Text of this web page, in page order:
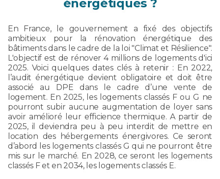
énergétiques ?
En France, le gouvernement a fixé des objectifs
ambitieux pour la rénovation énergétique des
bâtiments dans le cadre de la loi "Climat et Résilience".
L'objectif est de rénover 4 millions de logements d'ici
2025. Voici quelques dates clés à retenir : En 2022,
l’audit énergétique devient obligatoire et doit être
associé au DPE dans le cadre d’une vente de
logement. En 2025, les logements classés F ou G ne
pourront subir aucune augmentation de loyer sans
avoir amélioré leur efficience thermique. A partir de
2025, il deviendra peu à peu interdit de mettre en
location des hébergements énergivores. Ce seront
d’abord les logements classés G qui ne pourront être
mis sur le marché. En 2028, ce seront les logements
classés F et en 2034, les logements classés E.